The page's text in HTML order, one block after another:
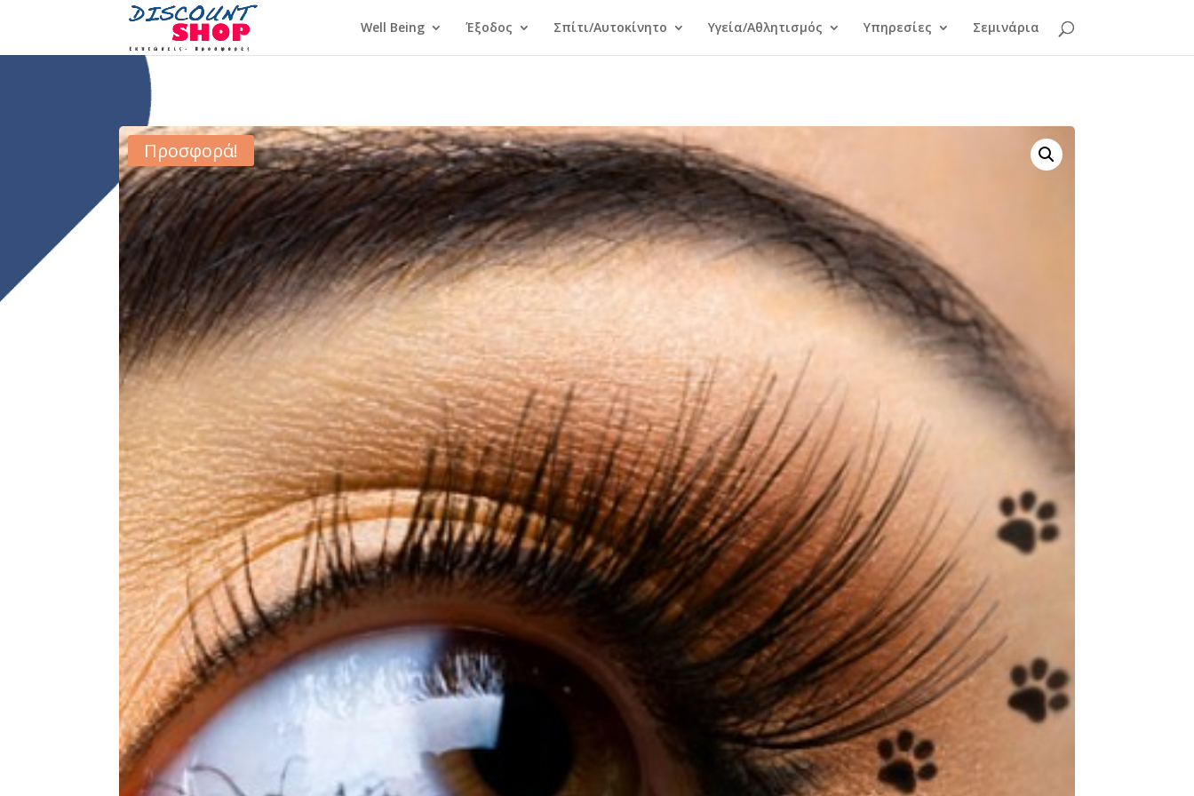
Well Being Έξοδος Σπίτι/Αυτοκίνητο Υγεία/Αθλητισμός Υπηρεσίες Σεμινάρια
Προσφορά!